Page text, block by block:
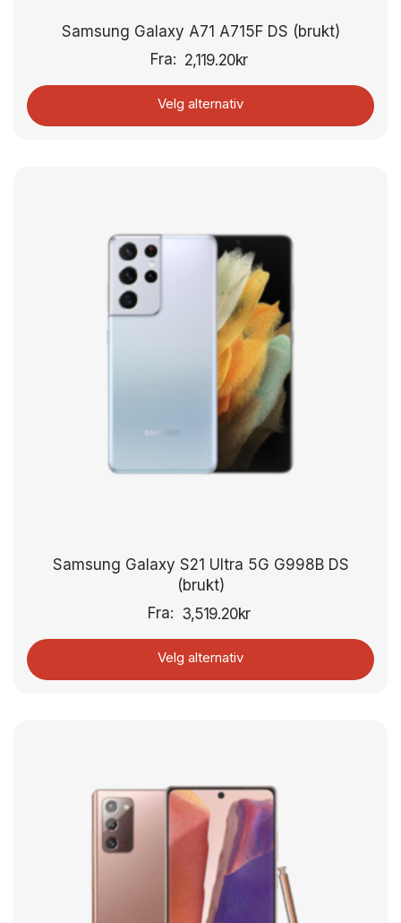
Samsung Galaxy A71 A715F DS (brukt)
Fra: 2,119.20kr
Velg alternativ
Samsung Galaxy S21 Ultra 5G G998B DS
(brukt)
Fra: 3,519.20kr
Velg alternativ